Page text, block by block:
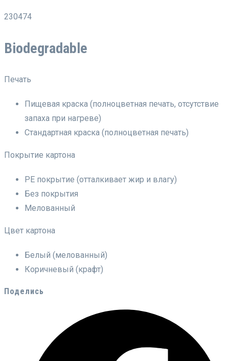
230474
Biodegradable
Печать
Пищевая краска (полноцветная печать, отсутствие
запаха при нагреве)
Стандартная краска (полноцветная печать)
Покрытие картона
PE покрытие (отталкивает жир и влагу)
Без покрытия
Мелованный
Цвет картона
Белый (мелованный)
Коричневый (крафт)
Поделись